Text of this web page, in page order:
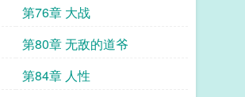
第76章 大战
第80章 无敌的道爷
第84章 人性